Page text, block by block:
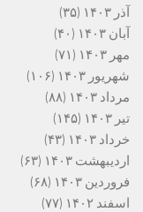
آذر ۱۴۰۳
(۳۵)
آبان ۱۴۰۳
(۴۰)
مهر ۱۴۰۳
(۷۱)
شهریور ۱۴۰۳
(۱۰۶)
مرداد ۱۴۰۳
(۸۸)
تیر ۱۴۰۳
(۱۴۵)
خرداد ۱۴۰۳
(۴۳)
اردیبهشت ۱۴۰۳
(۶۳)
فروردین ۱۴۰۳
(۶۸)
اسفند ۱۴۰۲
(۷۷)